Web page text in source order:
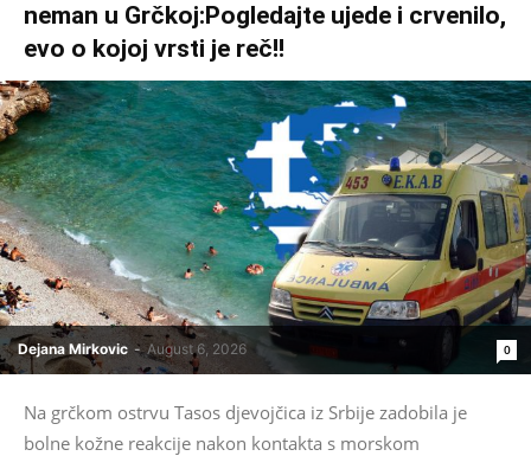
neman u Grčkoj:Pogledajte ujede i crvenilo,
evo o kojoj vrsti je reč!!
Dejana Mirkovic - August 6, 2026 0
Na grčkom ostrvu Tasos djevojčica iz Srbije zadobila je
bolne kožne reakcije nakon kontakta s morskom